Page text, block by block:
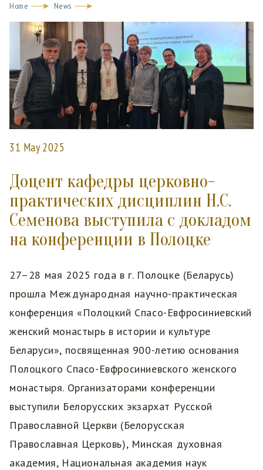
Home News
31 May 2025
Доцент кафедры церковно-
практических дисциплин Н.С.
Семенова выступила с докладом
на конференции в Полоцке
27–28 мая 2025 года в г. Полоцке (Беларусь)
прошла Международная научно-практическая
конференция «Полоцкий Спасо-Евфросиниевский
женский монастырь в истории и культуре
Беларуси», посвященная 900-летию основания
Полоцкого Спасо-Евфросиниевского женского
монастыря. Организаторами конференции
выступили Белорусских экзархат Русской
Православной Церкви (Белорусская
Православная Церковь), Минская духовная
академия, Национальная академия наук